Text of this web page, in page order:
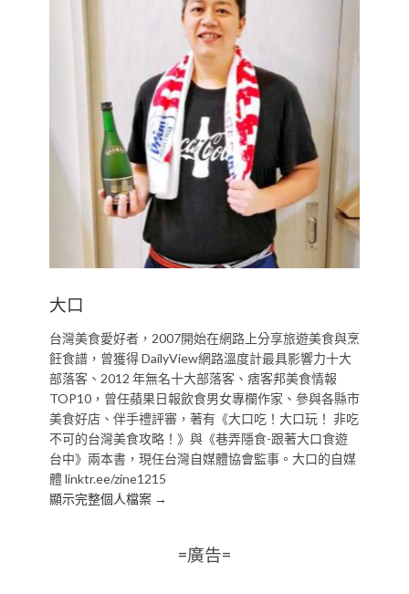
大口
台灣美食愛好者，2007開始在網路上分享旅遊美食與烹
飪食譜，曾獲得 DailyView網路溫度計最具影響力十大
部落客、2012 年無名十大部落客、痞客邦美食情報
TOP10，曾任蘋果日報飲食男女專欄作家、參與各縣市
美食好店、伴手禮評審，著有《大口吃！大口玩！ 非吃
不可的台灣美食攻略！》與《巷弄隱食-跟著大口食遊
台中》兩本書，現任台灣自媒體協會監事。大口的自媒
體 linktr.ee/zine1215
顯示完整個人檔案 →
=廣告=